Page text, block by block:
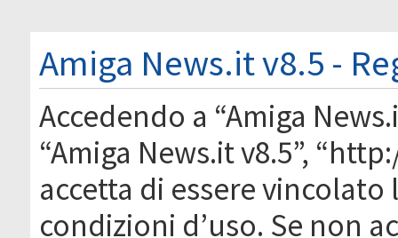
Amiga News.it v8.5 -
Accedendo a “Amiga
“Amiga News.it v8.5”,
accetta di essere
condizioni d’uso. Se non